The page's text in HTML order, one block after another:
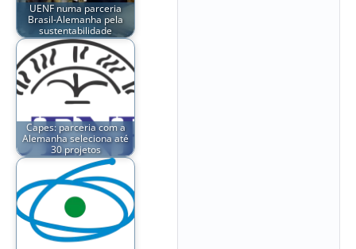
UENF numa parceria
Brasil-Alemanha pela
sustentabilidade
Capes: parceria com a
Alemanha seleciona até
30 projetos